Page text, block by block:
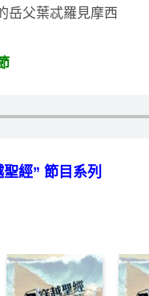
岳父葉忒羅見摩西
經” 節目系列